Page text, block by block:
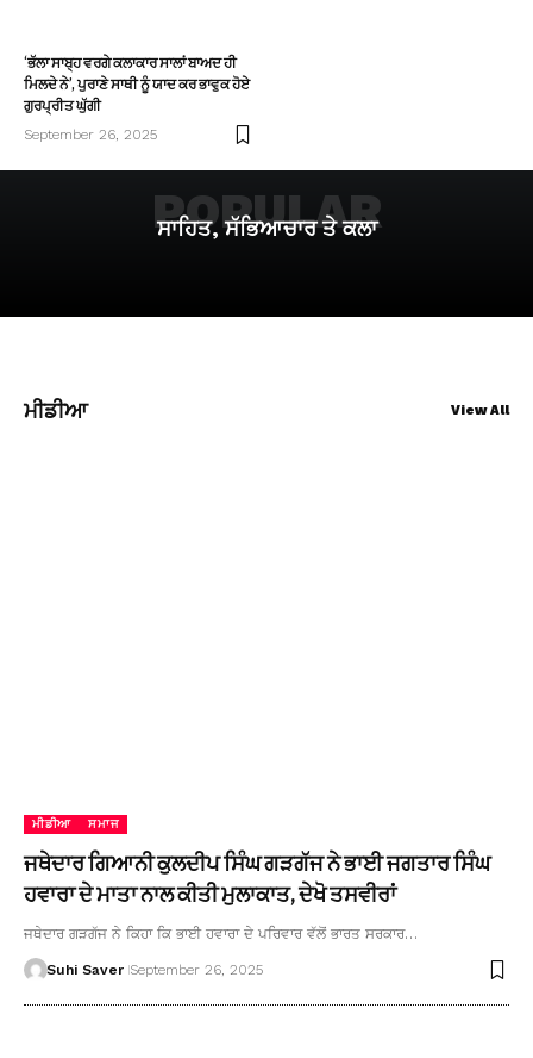
‘ਭੱਲਾ ਸਾਬ੍ਹ ਵਰਗੇ ਕਲਾਕਾਰ ਸਾਲਾਂ ਬਾਅਦ ਹੀ
ਮਿਲਦੇ ਨੇ’, ਪੁਰਾਣੇ ਸਾਥੀ ਨੂੰ ਯਾਦ ਕਰ ਭਾਵੁਕ ਹੋਏ
ਗੁਰਪ੍ਰੀਤ ਘੁੱਗੀ
September 26, 2025
ਸਾਹਿਤ, ਸੱਭਿਆਚਾਰ ਤੇ ਕਲਾ
POPULAR
ਮੀਡੀਆ View All
ਮੀਡੀਆ ਸਮਾਜ
ਜਥੇਦਾਰ ਗਿਆਨੀ ਕੁਲਦੀਪ ਸਿੰਘ ਗੜਗੱਜ ਨੇ ਭਾਈ ਜਗਤਾਰ ਸਿੰਘ
ਹਵਾਰਾ ਦੇ ਮਾਤਾ ਨਾਲ ਕੀਤੀ ਮੁਲਾਕਾਤ, ਦੇਖੋ ਤਸਵੀਰਾਂ
ਜਥੇਦਾਰ ਗੜਗੱਜ ਨੇ ਕਿਹਾ ਕਿ ਭਾਈ ਹਵਾਰਾ ਦੇ ਪਰਿਵਾਰ ਵੱਲੋਂ ਭਾਰਤ ਸਰਕਾਰ…
Suhi Saver September 26, 2025